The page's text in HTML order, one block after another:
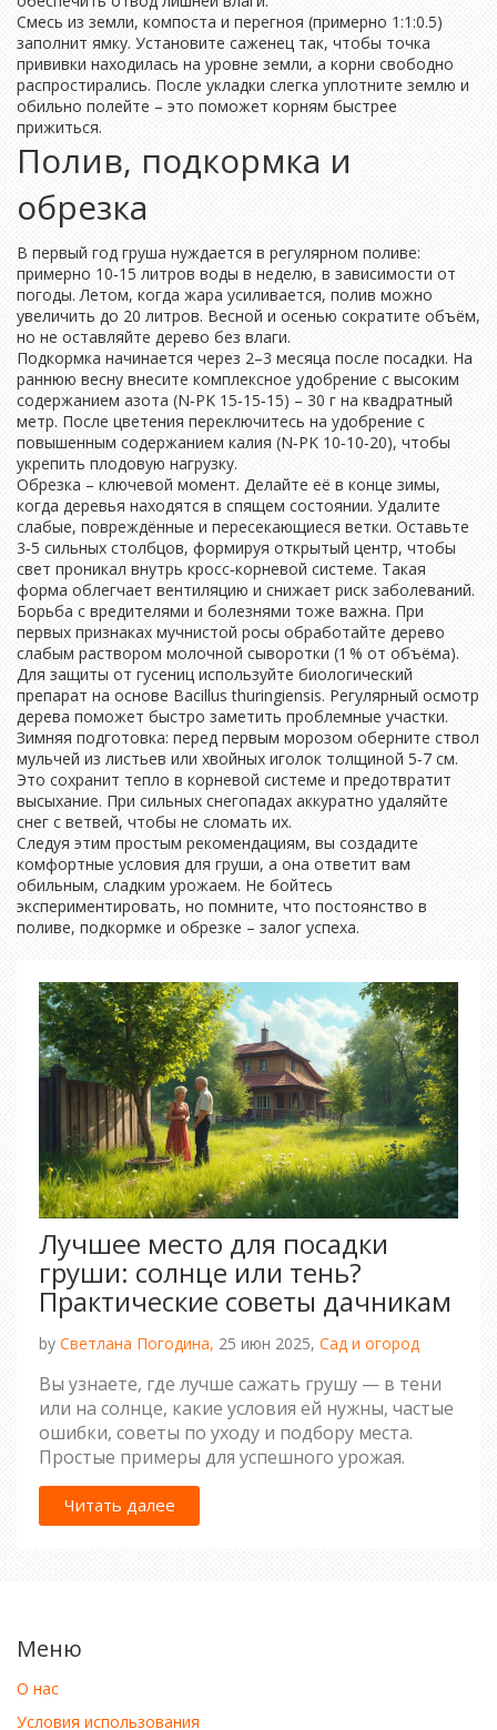
Смесь из земли, компоста и перегноя (примерно 1:1:0.5)
заполнит ямку. Установите саженец так, чтобы точка
прививки находилась на уровне земли, а корни свободно
распростирались. После укладки слегка уплотните землю и
обильно полейте – это поможет корням быстрее
прижиться.
Полив, подкормка и
обрезка
В первый год груша нуждается в регулярном поливе:
примерно 10‑15 литров воды в неделю, в зависимости от
погоды. Летом, когда жара усиливается, полив можно
увеличить до 20 литров. Весной и осенью сократите объём,
но не оставляйте дерево без влаги.
Подкормка начинается через 2–3 месяца после посадки. На
раннюю весну внесите комплексное удобрение с высоким
содержанием азота (N‑PK 15‑15‑15) – 30 г на квадратный
метр. После цветения переключитесь на удобрение с
повышенным содержанием калия (N‑PK 10‑10‑20), чтобы
укрепить плодовую нагрузку.
Обрезка – ключевой момент. Делайте её в конце зимы,
когда деревья находятся в спящем состоянии. Удалите
слабые, повреждённые и пересекающиеся ветки. Оставьте
3‑5 сильных столбцов, формируя открытый центр, чтобы
свет проникал внутрь кросс‑корневой системе. Такая
форма облегчает вентиляцию и снижает риск заболеваний.
Борьба с вредителями и болезнями тоже важна. При
первых признаках мучнистой росы обработайте дерево
слабым раствором молочной сыворотки (1 % от объёма).
Для защиты от гусениц используйте биологический
препарат на основе Bacillus thuringiensis. Регулярный осмотр
дерева поможет быстро заметить проблемные участки.
Зимняя подготовка: перед первым морозом оберните ствол
мульчей из листьев или хвойных иголок толщиной 5‑7 см.
Это сохранит тепло в корневой системе и предотвратит
высыхание. При сильных снегопадах аккуратно удаляйте
снег с ветвей, чтобы не сломать их.
Следуя этим простым рекомендациям, вы создадите
комфортные условия для груши, а она ответит вам
обильным, сладким урожаем. Не бойтесь
экспериментировать, но помните, что постоянство в
поливе, подкормке и обрезке – залог успеха.
Лучшее место для посадки
груши: солнце или тень?
Практические советы дачникам
by Светлана Погодина, 25 июн 2025, Сад и огород
Вы узнаете, где лучше сажать грушу — в тени
или на солнце, какие условия ей нужны, частые
ошибки, советы по уходу и подбору места.
Простые примеры для успешного урожая.
Читать далее
Меню
О нас
Условия использования